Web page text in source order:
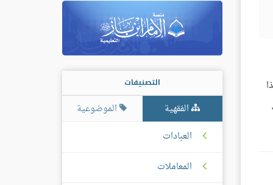
التصنيفات
الفقهية
الموضوعية
العبادات
المعاملات